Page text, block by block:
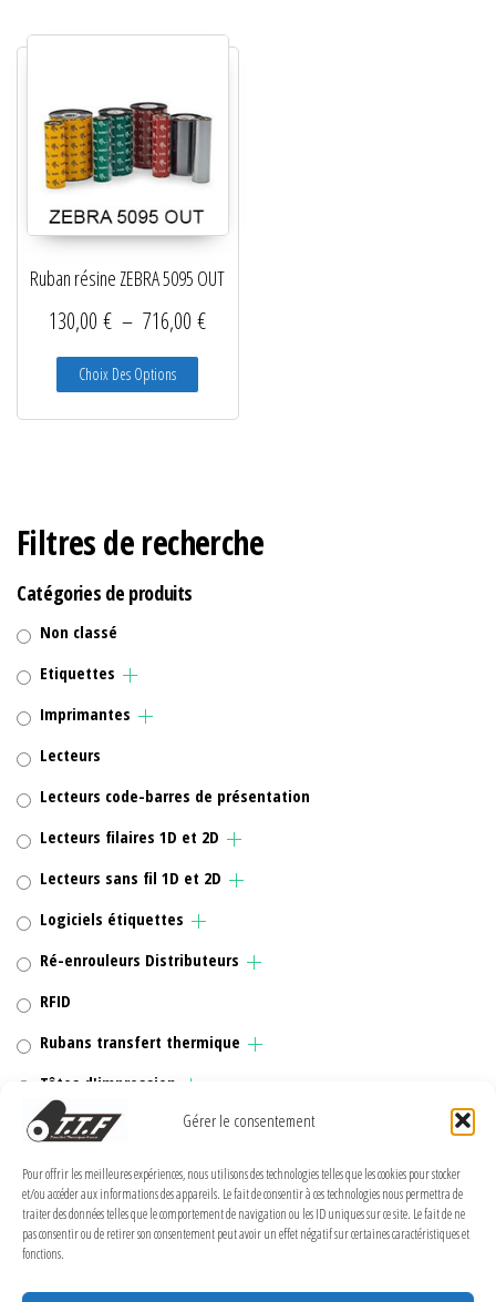
Gérer le consentement
Pour offrir les meilleures expériences, nous utilisons des technologies telles que les cookies pour stocker
et/ou accéder aux informations des appareils. Le fait de consentir à ces technologies nous permettra de
traiter des données telles que le comportement de navigation ou les ID uniques sur ce site. Le fait de ne
pas consentir ou de retirer son consentement peut avoir un effet négatif sur certaines caractéristiques et
fonctions.
Ruban résine ZEBRA 5095 OUT
130,00€ – 716,00€Plage de prix : 130,00 € à 716,00 €
Choix Des Options
Filtres de recherche
Catégories de produits
Non classé
Etiquettes
Imprimantes
Lecteurs
Lecteurs code-barres de présentation
Lecteurs filaires 1D et 2D
Lecteurs sans fil 1D et 2D
Logiciels étiquettes
Ré-enrouleurs Distributeurs
RFID
Rubans transfert thermique
Têtes d'impression
MENTIONS LÉGALES
Politique de confidentialité